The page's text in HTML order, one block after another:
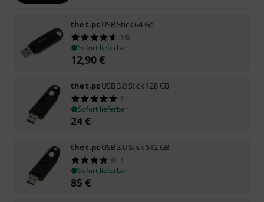
the t.pc USB Stick 64 Gb
142
Sofort lieferbar
12,90€
the t.pc USB 3.0 Stick 128 GB
5
Sofort lieferbar
24€
the t.pc USB 3.0 Stick 512 GB
1
Sofort lieferbar
85€